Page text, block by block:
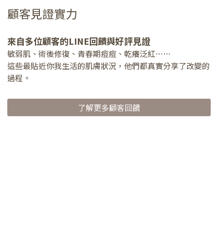
顧客見證實力
來自多位顧客的LINE回饋與好評見證
敏弱肌、術後修復、青春期痘痘、乾癢泛紅⋯⋯
這些最貼近你我生活的肌膚狀況，他們都真實分享了改變的
過程。
了解更多顧客回饋